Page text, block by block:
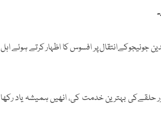
پر افسوس کا اظہار کرتے ہوئے اہل
حلقےکی بہترین خدمت کی، انھیں ہمیشہ یاد رکھا